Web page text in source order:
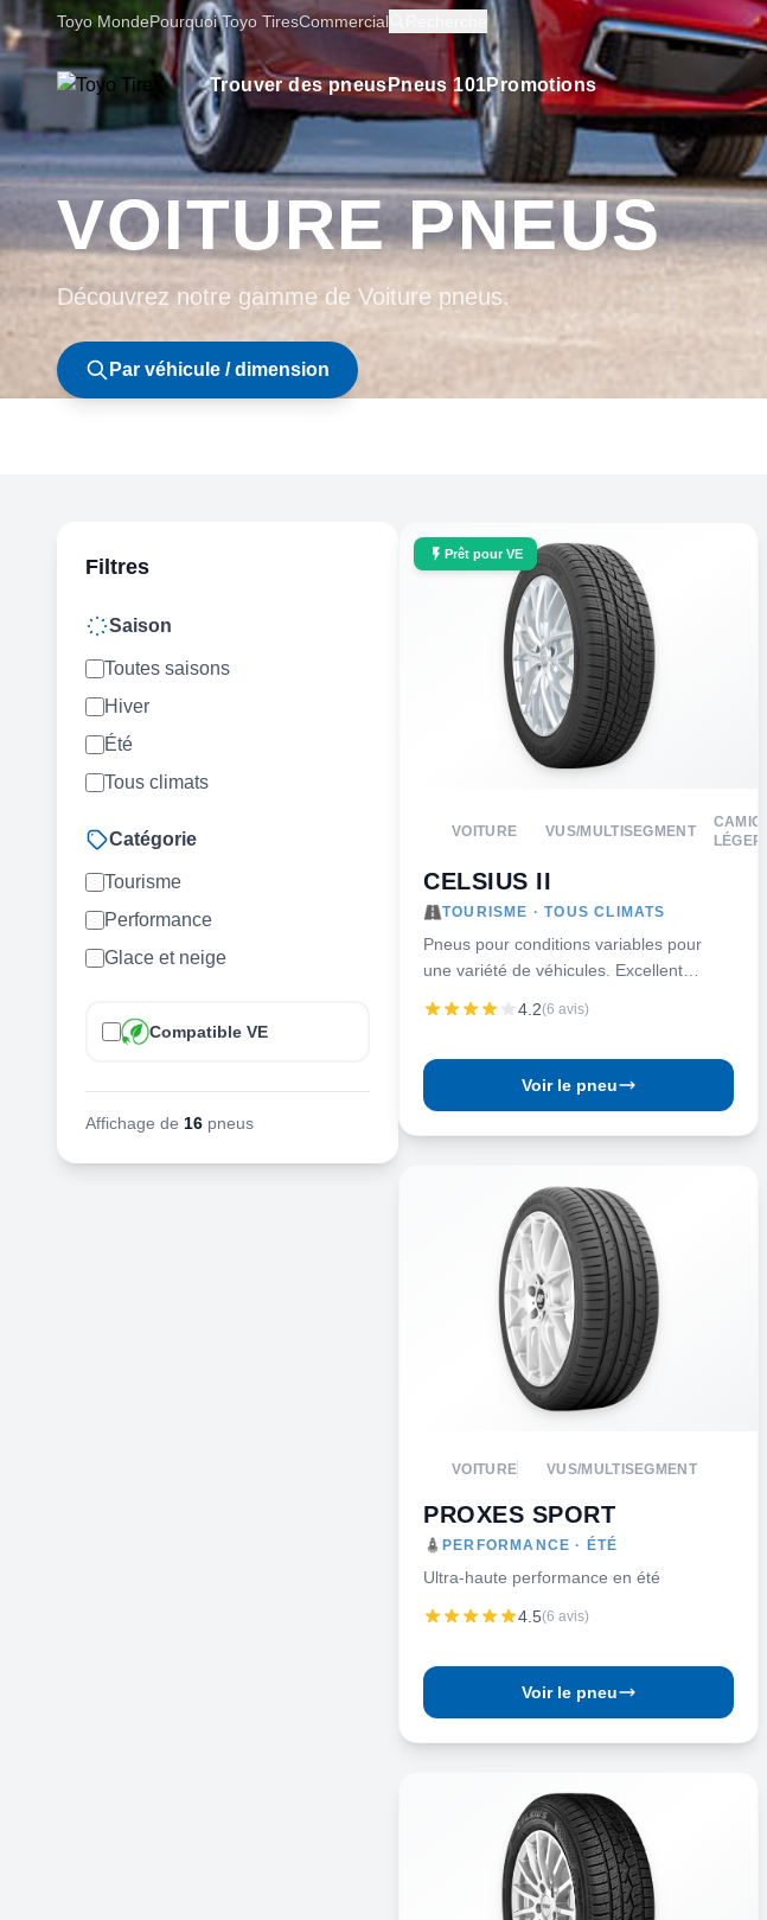
Toyo MondePourquoi Toyo TiresCommercial
Trouver des pneusPneus 101Promotions
VOITURE PNEUS
Découvrez notre gamme de Voiture pneus.
Par véhicule / dimension
Filtres
Saison
Toutes saisons
Hiver
Été
Tous climats
Catégorie
Tourisme
Performance
Glace et neige
Compatible VE
Affichage de 16 pneus
Prêt pour VE
VOITURE VUS/MULTISEGMENT
CAMION
LÉGER
CELSIUS II
TOURISME · TOUS CLIMATS
Pneus pour conditions variables pour
une variété de véhicules. Excellent
4.2(6 avis)
Voir le pneu
VOITURE VUS/MULTISEGMENT
PROXES SPORT
PERFORMANCE · ÉTÉ
Ultra-haute performance en été
4.5(6 avis)
Voir le pneu